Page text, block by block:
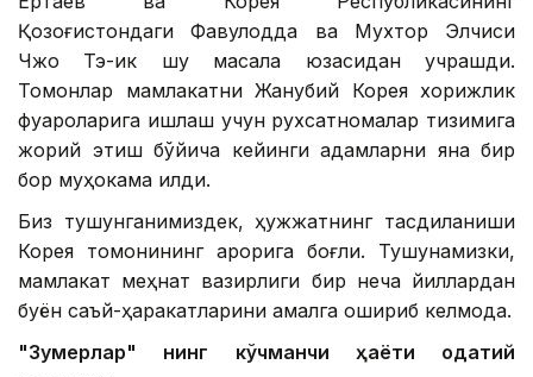
Қозоғистондаги Фавқулодда ва Мухтор Элчиси
Чжо Тэ-ик шу масала юзасидан учрашди.
Томонлар мамлакатни Жанубий Корея хорижлик
фуқароларига ишлаш учун рухсатномалар тизимига
жорий этиш бўйича кейинги қадамларни яна бир
бор муҳокама қилди.
Биз тушунганимиздек, ҳужжатнинг тасдиқланиши
Корея томонининг қарорига боғлиқ. Тушунамизки,
мамлакат меҳнат вазирлиги бир неча йиллардан
буён саъй-ҳаракатларини амалга ошириб келмоқда.
"Зумерлар" нинг кўчманчи ҳаёти одатий